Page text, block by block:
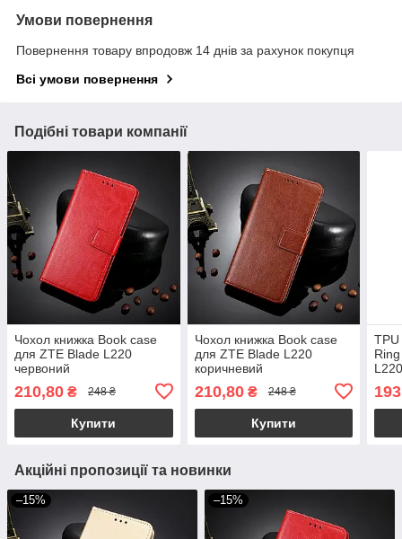
Умови повернення
Повернення товару впродовж 14 днів за рахунок покупця
Всі умови повернення
Подібні товари компанії
Чохол книжка Book case
для ZTE Blade L220
червоний
210,80 ₴ 248 ₴
Купити
Чохол книжка Book case
для ZTE Blade L220
коричневий
210,80₴ 248 ₴
Купити
TPU
Акційні пропозиції та новинки
–15% –15%